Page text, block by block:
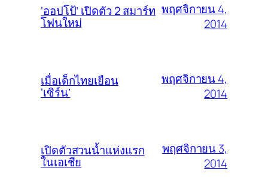
‘ออปโป้’ เปิดตัว 2 สมาร์ท
โฟนใหม่
พฤศจิกายน 4,
2014
เมื่อเด็กไทยเยือน
‘เซิร์น’
พฤศจิกายน 4,
2014
เปิดตัวสวนน้ำแห่งแรก
ในเอเชีย
พฤศจิกายน 3,
2014